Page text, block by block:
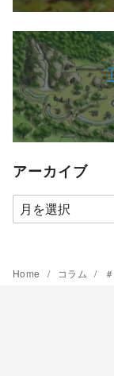
アーカイブ
ア
ー
イ
Home コラム